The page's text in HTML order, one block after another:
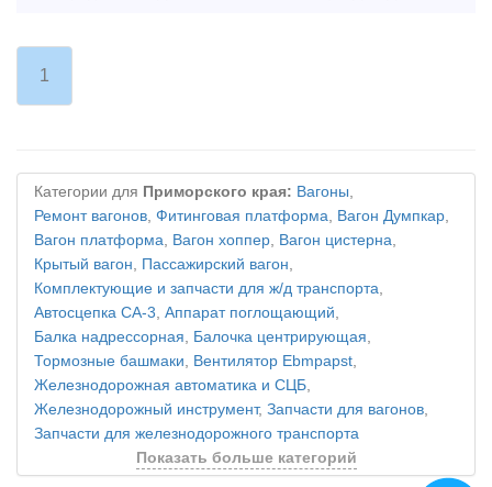
1
Категории для Приморского края: Вагоны,
Ремонт вагонов, Фитинговая платформа, Вагон Думпкар,
Вагон платформа, Вагон хоппер, Вагон цистерна,
Крытый вагон, Пассажирский вагон,
Комплектующие и запчасти для ж/д транспорта,
Автосцепка СА-3, Аппарат поглощающий,
Балка надрессорная, Балочка центрирующая,
Тормозные башмаки, Вентилятор Ebmpapst,
Железнодорожная автоматика и СЦБ,
Железнодорожный инструмент, Запчасти для вагонов,
Запчасти для железнодорожного транспорта
Показать больше категорий